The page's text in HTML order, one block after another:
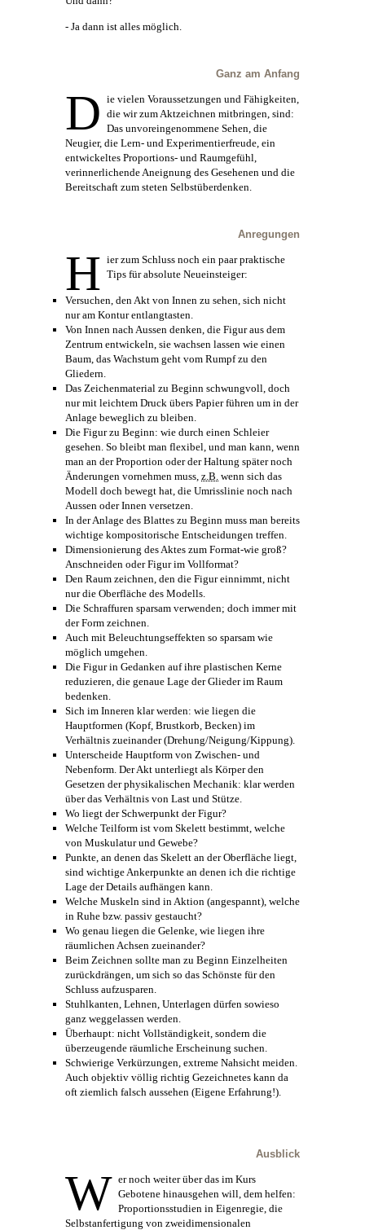
- Ja dann ist alles möglich.
Ganz am Anfang
D ie vielen Voraussetzungen und Fähigkeiten,
die wir zum Aktzeichnen mitbringen, sind:
Das unvoreingenommene Sehen, die
Neugier, die Lern- und Experimentierfreude, ein
entwickeltes Proportions- und Raumgefühl,
verinnerlichende Aneignung des Gesehenen und die
Bereitschaft zum steten Selbstüberdenken.
Anregungen
H ier zum Schluss noch ein paar praktische
Tips für absolute Neueinsteiger:
Versuchen, den Akt von Innen zu sehen, sich nicht
nur am Kontur entlangtasten.
Von Innen nach Aussen denken, die Figur aus dem
Zentrum entwickeln, sie wachsen lassen wie einen
Baum, das Wachstum geht vom Rumpf zu den
Gliedern.
Das Zeichenmaterial zu Beginn schwungvoll, doch
nur mit leichtem Druck übers Papier führen um in der
Anlage beweglich zu bleiben.
Die Figur zu Beginn: wie durch einen Schleier
gesehen. So bleibt man flexibel, und man kann, wenn
man an der Proportion oder der Haltung später noch
Änderungen vornehmen muss, z.B. wenn sich das
Modell doch bewegt hat, die Umrisslinie noch nach
Aussen oder Innen versetzen.
In der Anlage des Blattes zu Beginn muss man bereits
wichtige kompositorische Entscheidungen treffen.
Dimensionierung des Aktes zum Format-wie groß?
Anschneiden oder Figur im Vollformat?
Den Raum zeichnen, den die Figur einnimmt, nicht
nur die Oberfläche des Modells.
Die Schraffuren sparsam verwenden; doch immer mit
der Form zeichnen.
Auch mit Beleuchtungseffekten so sparsam wie
möglich umgehen.
Die Figur in Gedanken auf ihre plastischen Kerne
reduzieren, die genaue Lage der Glieder im Raum
bedenken.
Sich im Inneren klar werden: wie liegen die
Hauptformen (Kopf, Brustkorb, Becken) im
Verhältnis zueinander (Drehung/Neigung/Kippung).
Unterscheide Hauptform von Zwischen- und
Nebenform. Der Akt unterliegt als Körper den
Gesetzen der physikalischen Mechanik: klar werden
über das Verhältnis von Last und Stütze.
Wo liegt der Schwerpunkt der Figur?
Welche Teilform ist vom Skelett bestimmt, welche
von Muskulatur und Gewebe?
Punkte, an denen das Skelett an der Oberfläche liegt,
sind wichtige Ankerpunkte an denen ich die richtige
Lage der Details aufhängen kann.
Welche Muskeln sind in Aktion (angespannt), welche
in Ruhe bzw. passiv gestaucht?
Wo genau liegen die Gelenke, wie liegen ihre
räumlichen Achsen zueinander?
Beim Zeichnen sollte man zu Beginn Einzelheiten
zurückdrängen, um sich so das Schönste für den
Schluss aufzusparen.
Stuhlkanten, Lehnen, Unterlagen dürfen sowieso
ganz weggelassen werden.
Überhaupt: nicht Vollständigkeit, sondern die
überzeugende räumliche Erscheinung suchen.
Schwierige Verkürzungen, extreme Nahsicht meiden.
Auch objektiv völlig richtig Gezeichnetes kann da
oft ziemlich falsch aussehen (Eigene Erfahrung!).
Ausblick
W er noch weiter über das im Kurs
Gebotene hinausgehen will, dem helfen:
Proportionsstudien in Eigenregie, die
Selbstanfertigung von zweidimensionalen